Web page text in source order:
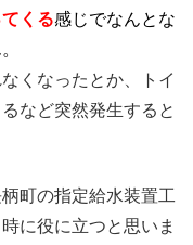
くる感じでなんとな
くなったとか、トイ
など突然発生すると
町の指定給水装置工
に役に立つと思いま